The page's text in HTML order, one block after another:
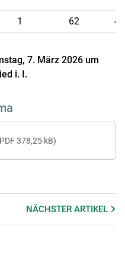
1 62
7. März 2026 um
i. I.
378,25 kB
NÄCHSTERARTIKEL